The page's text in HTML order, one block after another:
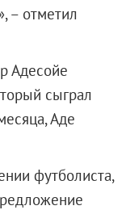
– отметил
Адесойе
сыграл
Аде
футболиста,